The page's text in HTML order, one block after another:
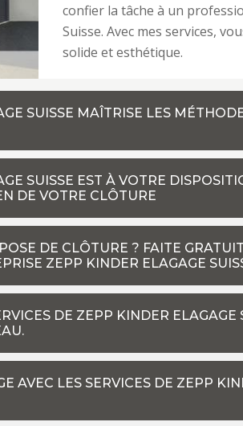
confier la tâche à un
Suisse. Avec mes services,
solide et esthétique.
SUISSE MAÎTRISE LES
SUISSE EST À VOTRE
DE VOTRE CLÔTURE
DE CLÔTURE ? FAITE
ZEPP KINDER ELAGAGE
DE ZEPP KINDER ELAGAGE
AVEC LES SERVICES DE ZEPP